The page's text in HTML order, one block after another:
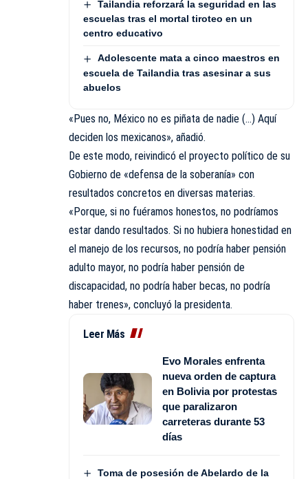
Tailandia reforzará la seguridad en las
escuelas tras el mortal tiroteo en un
centro educativo
Adolescente mata a cinco maestros en
escuela de Tailandia tras asesinar a sus
abuelos
«Pues no, México no es piñata de nadie (…) Aquí
deciden los mexicanos», añadió.
De este modo, reivindicó el proyecto político de su
Gobierno de «defensa de la soberanía» con
resultados concretos en diversas materias.
«Porque, si no fuéramos honestos, no podríamos
estar dando resultados. Si no hubiera honestidad en
el manejo de los recursos, no podría haber pensión
adulto mayor, no podría haber pensión de
discapacidad, no podría haber becas, no podría
haber trenes», concluyó la presidenta.
Leer Más
Evo Morales enfrenta
nueva orden de captura
en Bolivia por protestas
que paralizaron
carreteras durante 53
días
Toma de posesión de Abelardo de la